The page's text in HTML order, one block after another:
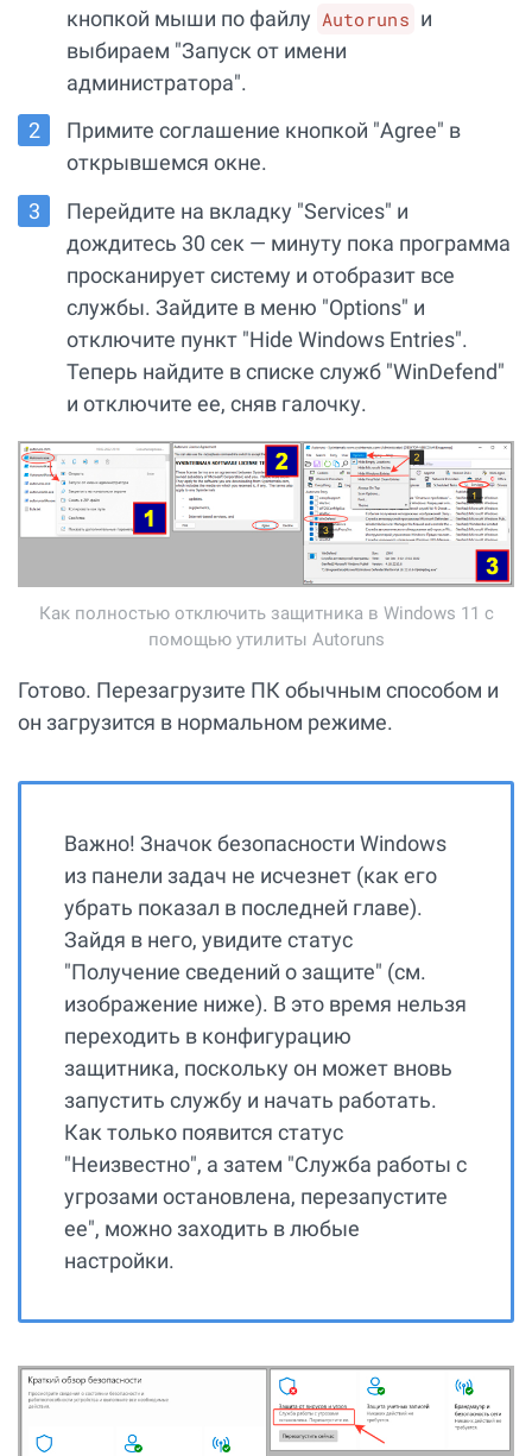
кнопкой мыши по файлу Autoruns и
выбираем "Запуск от имени
администратора".
Примите соглашение кнопкой "Agree" в
открывшемся окне.
Перейдите на вкладку "Services" и
дождитесь 30 сек — минуту пока программа
просканирует систему и отобразит все
службы. Зайдите в меню "Options" и
отключите пункт "Hide Windows Entries".
Теперь найдите в списке служб "WinDefend"
и отключите ее, сняв галочку.
Как полностью отключить защитника в Windows 11 с
помощью утилиты Autoruns
Готово. Перезагрузите ПК обычным способом и
он загрузится в нормальном режиме.
Важно! Значок безопасности Windows
из панели задач не исчезнет (как его
убрать показал в последней главе).
Зайдя в него, увидите статус
"Получение сведений о защите" (см.
изображение ниже). В это время нельзя
переходить в конфигурацию
защитника, поскольку он может вновь
запустить службу и начать работать.
Как только появится статус
"Неизвестно", а затем "Служба работы с
угрозами остановлена, перезапустите
ее", можно заходить в любые
настройки.